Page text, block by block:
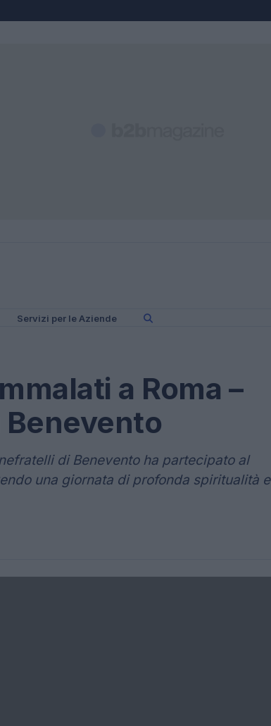
Servizi per le Aziende
a Roma –
di Benevento ha partecipato al
una giornata di profonda spiritualità e